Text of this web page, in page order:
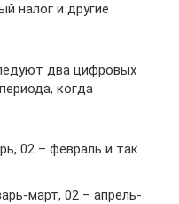
налог и другие
два цифровых
когда
02 – февраль и так
март, 02 – апрель-